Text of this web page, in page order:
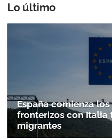
Lo último
España comienza
fronterizos con Italia
migrantes